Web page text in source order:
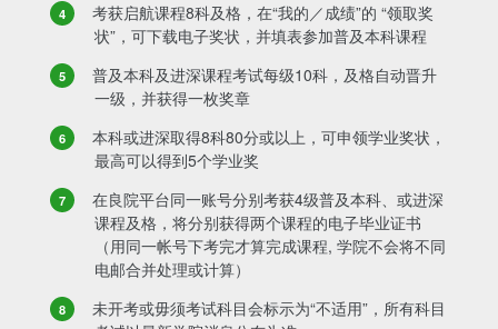
考获启航课程8科及格，在“我的／成绩”的 “领取奖
状”，可下载电子奖状，并填表参加普及本科课程
普及本科及进深课程考试每级10科，及格自动晋升
一级，并获得一枚奖章
本科或进深取得8科80分或以上，可申领学业奖状，
最高可以得到5个学业奖
在良院平台同一账号分别考获4级普及本科、或进深
课程及格，将分别获得两个课程的电子毕业证书
（用同一帐号下考完才算完成课程, 学院不会将不同
电邮合并处理或计算）
未开考或毋须考试科目会标示为“不适用”，所有科目